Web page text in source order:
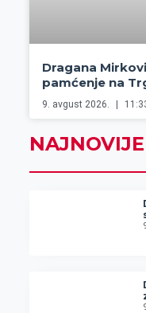
Dragana
pamćenje na
9. avgust 2026.